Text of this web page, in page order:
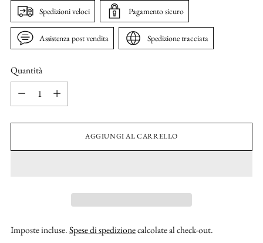
Spedizioni veloci Pagamento sicuro
Assistenza post vendita Spedizione tracciata
Quantità
Quantità
AGGIUNGI AL CARRELLO
Imposte incluse.Spese di spedizionecalcolate al check-out.